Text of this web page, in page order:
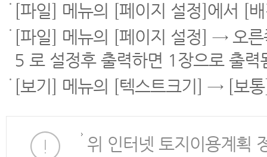
[파일] 메뉴의 [페이지 설정]에서 [
[파일] 메뉴의 [페이지 설정] → 오
5 로 설정후 출력하면 1장으로 출력
[보기] 메뉴의 [텍스트크기] → [보
위 인터넷 토지이용계획